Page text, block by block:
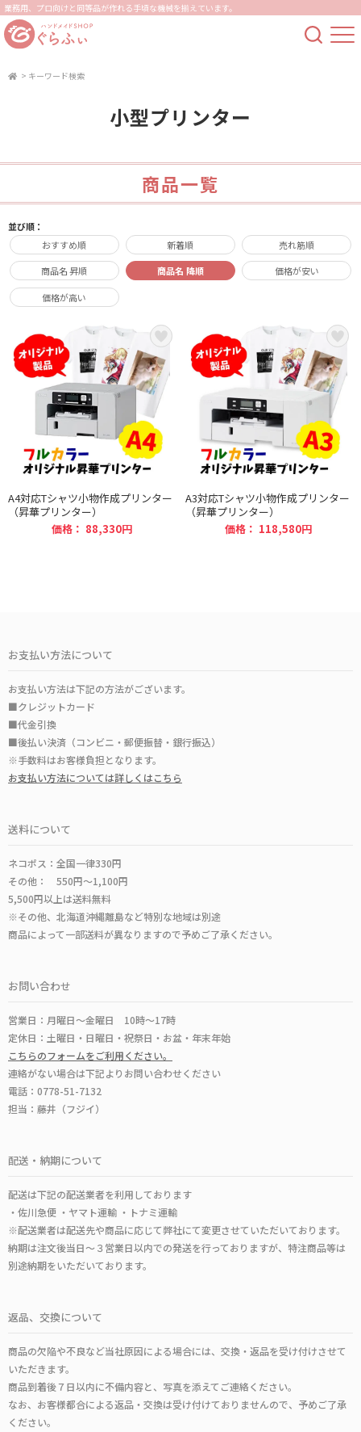
業務用、プロ向けと同等品が作れる手頃な機械を揃えています。
> キーワード検索
小型プリンター
商品一覧
並び順：
おすすめ順
新着順 売れ筋順
商品名 昇順 商品名 降順 価格が安い
価格が高い
A4対応Tシャツ小物作成プリンター
（昇華プリンター）
価格： 88,330円
A3対応Tシャツ小物作成プリンター
（昇華プリンター）
価格： 118,580円
お支払い方法について
お支払い方法は下記の方法がございます。
■クレジットカード
■代金引換
■後払い決済（コンビニ・郵便振替・銀行振込）
※手数料はお客様負担となります。
お支払い方法については詳しくはこちら
送料について
ネコポス：全国一律330円
その他： 550円～1,100円
5,500円以上は送料無料
※その他、北海道沖縄離島など特別な地域は別途
商品によって一部送料が異なりますので予めご了承ください。
お問い合わせ
営業日：月曜日～金曜日 10時～17時
定休日：土曜日・日曜日・祝祭日・お盆・年末年始
こちらのフォームをご利用ください。
連絡がない場合は下記よりお問い合わせください
電話：0778-51-7132
担当：藤井（フジイ）
配送・納期について
配送は下記の配送業者を利用しております
・佐川急便 ・ヤマト運輸 ・トナミ運輸
※配送業者は配送先や商品に応じて弊社にて変更させていただいております。
納期は注文後当日～３営業日以内での発送を行っておりますが、特注商品等は
別途納期をいただいております。
返品、交換について
商品の欠陥や不良など当社原因による場合には、交換・返品を受け付けさせて
いただきます。
商品到着後７日以内に不備内容と、写真を添えてご連絡ください。
なお、お客様都合による返品・交換は受け付けておりませんので、予めご了承
ください。